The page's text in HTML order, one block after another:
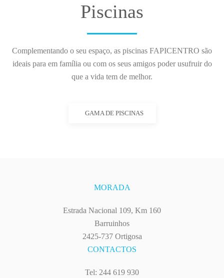
Piscinas
Complementando o seu espaço, as piscinas FAPICENTRO são
ideais para em família ou com os seus amigos poder usufruir do
que a vida tem de melhor.
GAMA DE PISCINAS
MORADA
Estrada Nacional 109, Km 160
Barruinhos
2425-737 Ortigosa
CONTACTOS
Tel: 244 619 930